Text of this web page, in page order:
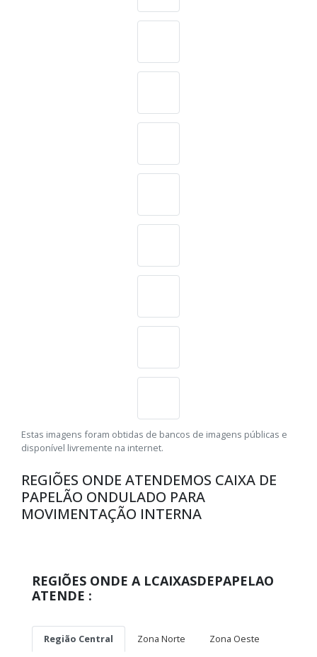
Estas imagens foram obtidas de bancos de imagens públicas e
disponível livremente na internet.
REGIÕES ONDE ATENDEMOS CAIXA DE
PAPELÃO ONDULADO PARA
MOVIMENTAÇÃO INTERNA
REGIÕES ONDE A LCAIXASDEPAPELAO
ATENDE :
Região Central Zona Norte
Zona Oeste